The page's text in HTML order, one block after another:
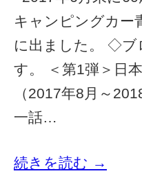
キャンピングカー
に出ました。 ◇ブ
す。 ＜第1弾＞日
（2017年8月～
一話…
続きを読む →